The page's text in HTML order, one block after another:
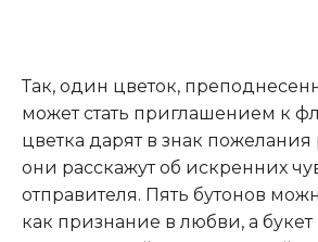
Так, один цветок,
может стать приглашением к
цветка дарят в знак пожелания
они расскажут об искренних
отправителя. Пять бутонов
как признание в любви, а